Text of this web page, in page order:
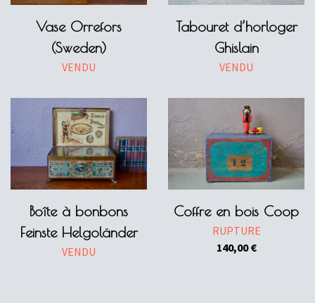
Vase Orrefors
(Sweden)
VENDU
Tabouret d’horloger
Ghislain
VENDU
Boîte à bonbons
Feinste Helgoländer
VENDU
Coffre en bois Coop
RUPTURE
140,00€